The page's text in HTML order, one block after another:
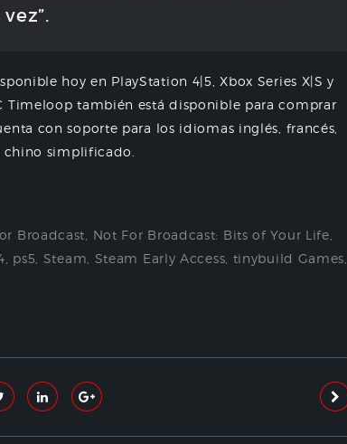
hoy en PlayStation 4|5, Xbox Series X|S y
Timeloop también está disponible para comprar
con soporte para los idiomas inglés, francés,
chino simplificado.
Broadcast Not For Broadcast: Bits of Your Life
ps5 Steam Steam Early Access tinybuild Games